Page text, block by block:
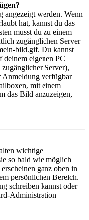
angezeigt werden. Wenn
hat, kannst du das
musst du zu einem
zugänglichen Server
bild.gif. Du kannst
eigenen PC
Server),
Anmeldung verfügbar
mit einem
das Bild anzuzeigen,
wichtige
so bald wie möglich
ganz oben in
persönlichen Bereich.
schreiben kannst oder
Administration